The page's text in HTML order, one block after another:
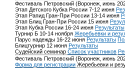
Фестиваль Петровский (Воронеж, июнь
Этап Детского Кубка России 7-12 июня
Этап Рапид Гран-При России 13-14 июня
Этап Блиц Гран-При России 15 июня
Этап Кубка России 16-24 июня Результаты
Турнир Б 10-14 ноября Жеребьевки и
Парус надежды 16-22 июня Результаты
Блицтурнир 12 июня Результаты
Судейский семинар Список участников
Фестиваль Петровский (Воронеж, июнь
Форма для регистрации Жеребьевки и